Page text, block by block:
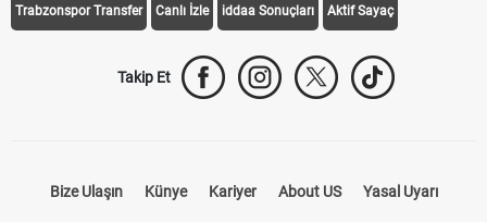
Trabzonspor Transfer Canlı İzle iddaa Sonuçları Aktif Sayaç
Takip Et
Bize Ulaşın Künye Kariyer About US Yasal Uyarı